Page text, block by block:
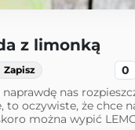
z limonką
Zapisz 0
nas
to oczywiste, że chce
można wypić